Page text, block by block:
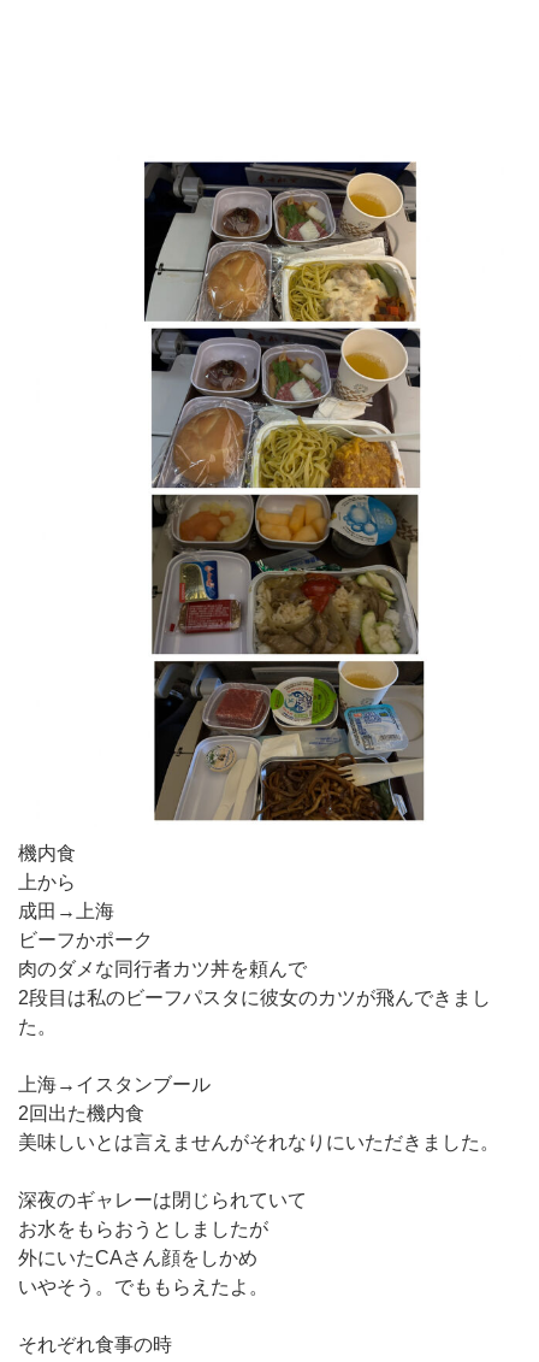
機内食
上から
成田→上海
ビーフかポーク
肉のダメな同行者カツ丼を頼んで
2段目は私のビーフパスタに彼女のカツが飛んできまし
た。
上海→イスタンブール
2回出た機内食
美味しいとは言えませんがそれなりにいただきました。
深夜のギャレーは閉じられていて
お水をもらおうとしましたが
外にいたCAさん顔をしかめ
いやそう。でももらえたよ。
それぞれ食事の時